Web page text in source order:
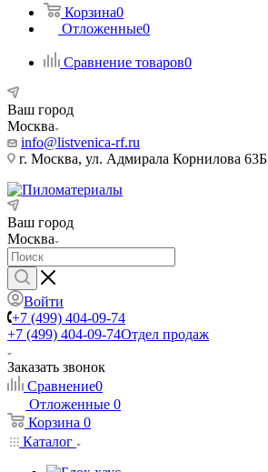
Корзина0
Отложенные0
Сравнение товаров0
Ваш город
Москва
info@listvenica-rf.ru
г. Москва, ул. Адмирала Корнилова 63Б
Ваш город
Москва
Войти
+7 (499) 404-09-74
+7 (499) 404-09-74Отдел продаж
Заказать звонок
Сравнение0
Отложенные 0
Корзина 0
Каталог